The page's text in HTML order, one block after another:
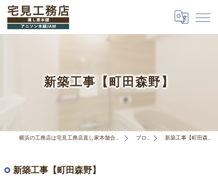
新築工事【町田森野】
横浜の工務店は宅見工務店直し家本舗合同会社 ブログ 新築工事【町田森野】
新築工事【町田森野】